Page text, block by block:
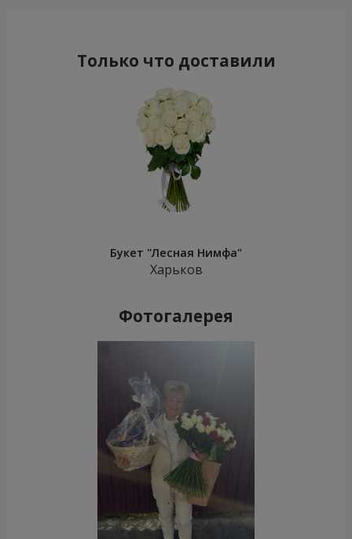
Только что доставили
Букет "Лесная Нимфа"
Харьков
Фотогалерея